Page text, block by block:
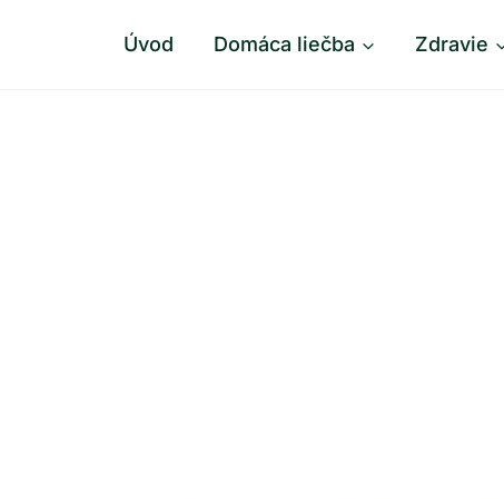
Úvod Domáca liečba Zdravie